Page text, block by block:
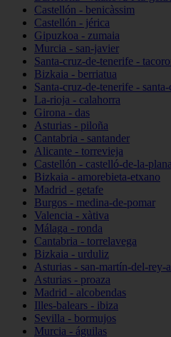
Castellón - benicàssim
Castellón - jérica
Gipuzkoa - zumaia
Murcia - san-javier
Santa-cruz-de-tenerife -
Bizkaia - berriatua
Santa-cruz-de-tenerife -
La-rioja - calahorra
Girona - das
Asturias - piloña
Cantabria - santander
Alicante - torrevieja
Castellón - castelló-de-la-plana
Bizkaia - amorebieta-etxano
Madrid - getafe
Burgos - medina-de-pomar
Valencia - xàtiva
Málaga - ronda
Cantabria - torrelavega
Bizkaia - urduliz
Asturias - san-martín-del-rey-
Asturias - proaza
Madrid - alcobendas
Illes-balears - ibiza
Sevilla - bormujos
Murcia - águilas